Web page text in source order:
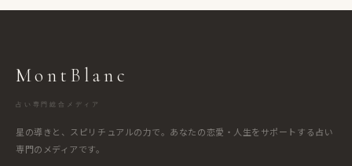
MontBlanc
占い専門総合メディア
星の導きと、スピリチュアルの力で。あなたの恋愛・人生をサポートする占い
専門のメディアです。